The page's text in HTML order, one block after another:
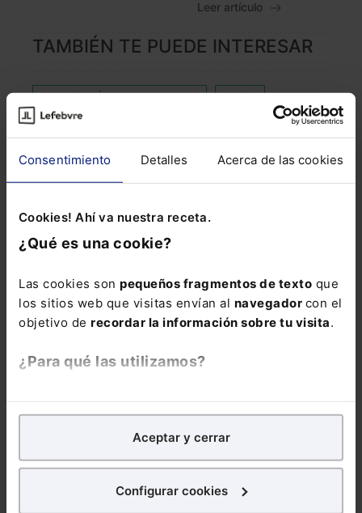
Consentimiento Detalles Acerca de las cookies
Cookies! Ahí va nuestra receta.
¿Qué es una cookie?
Las cookies son pequeños fragmentos de texto que
los sitios web que visitas envían al navegador con el
objetivo de recordar la información sobre tu visita.
¿Para qué las utilizamos?
analíticospara tratar demejorar tu experienciaen
nuestra página web. También con fines publicitarios,
para poder mostrarte publicidad y contenidos de tu
Aceptar y cerrar
Configurar cookies
Leer artículo
TAMBIÉN TE PUEDE INTERESAR
ADQUISICIÓN POR USUCAPION ALSPS
BUENA FE CONTRACTUAL
CONSENTIMIENTO DEL CLIENTE
DELITO DE PREVARICACIÓN
DERECHO DE AUTORGANIZACIÓN
EVALUACIÓN AMBIENTAL
EXTINCIÓN DE CONTRATO FALTA DE ASISTENCIA
IMPUESTOS VERDES IVOOX
MATRICULACION NEIS
ORDENACIÓN TERRITORIAL